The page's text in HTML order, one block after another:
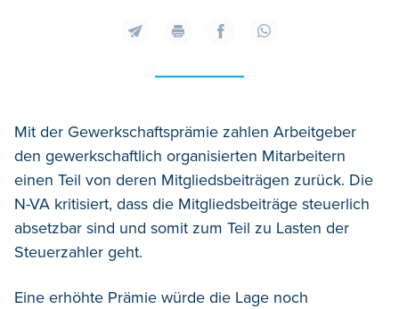
Mit der Gewerkschaftsprämie zahlen Arbeitgeber
den gewerkschaftlich organisierten Mitarbeitern
einen Teil von deren Mitgliedsbeiträgen zurück. Die
N-VA kritisiert, dass die Mitgliedsbeiträge steuerlich
absetzbar sind und somit zum Teil zu Lasten der
Steuerzahler geht.
Eine erhöhte Prämie würde die Lage noch